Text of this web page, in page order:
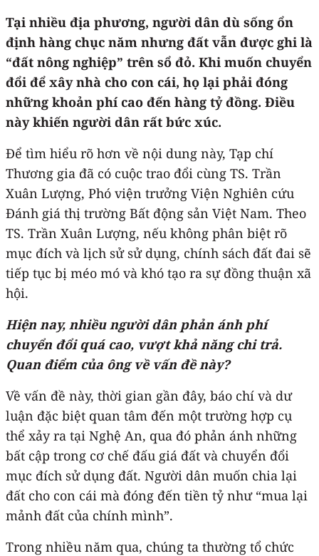
Tại nhiều địa phương, người dân dù sống ổn
định hàng chục năm nhưng đất vẫn được ghi là
“đất nông nghiệp” trên sổ đỏ. Khi muốn chuyển
đổi để xây nhà cho con cái, họ lại phải đóng
những khoản phí cao đến hàng tỷ đồng. Điều
này khiến người dân rất bức xúc.
Để tìm hiểu rõ hơn về nội dung này, Tạp chí
Thương gia đã có cuộc trao đổi cùng TS. Trần
Xuân Lượng, Phó viện trưởng Viện Nghiên cứu
Đánh giá thị trường Bất động sản Việt Nam. Theo
TS. Trần Xuân Lượng, nếu không phân biệt rõ
mục đích và lịch sử sử dụng, chính sách đất đai sẽ
tiếp tục bị méo mó và khó tạo ra sự đồng thuận xã
hội.
Hiện nay, nhiều người dân phản ánh phí
chuyển đổi quá cao, vượt khả năng chi trả.
Quan điểm của ông về vấn đề này?
Về vấn đề này, thời gian gần đây, báo chí và dư
luận đặc biệt quan tâm đến một trường hợp cụ
thể xảy ra tại Nghệ An, qua đó phản ánh những
bất cập trong cơ chế đấu giá đất và chuyển đổi
mục đích sử dụng đất. Người dân muốn chia lại
đất cho con cái mà đóng đến tiền tỷ như “mua lại
mảnh đất của chính mình”.
Trong nhiều năm qua, chúng ta thường tổ chức